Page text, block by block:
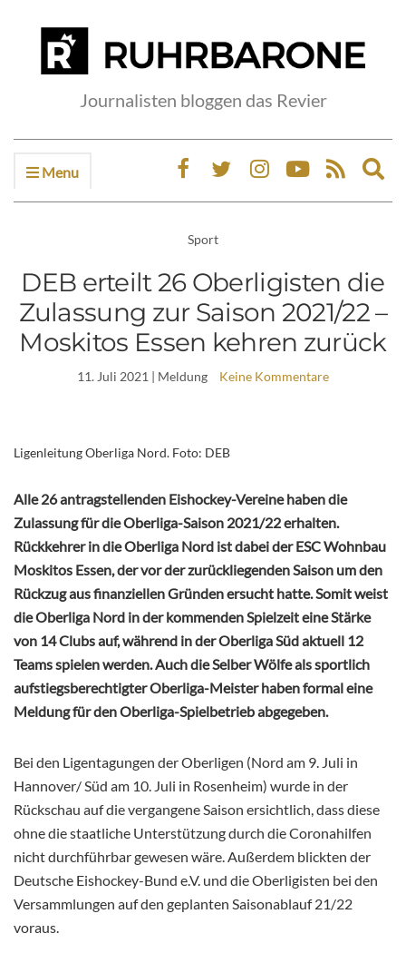
Journalisten bloggen das Revier
Menu
Sport
DEB erteilt 26 Oberligisten die
Zulassung zur Saison 2021/22 –
Moskitos Essen kehren zurück
11. Juli 2021 | Meldung Keine Kommentare
Ligenleitung Oberliga Nord. Foto: DEB
Alle 26 antragstellenden Eishockey-Vereine haben die
Zulassung für die Oberliga-Saison 2021/22 erhalten.
Rückkehrer in die Oberliga Nord ist dabei der ESC Wohnbau
Moskitos Essen, der vor der zurückliegenden Saison um den
Rückzug aus finanziellen Gründen ersucht hatte. Somit weist
die Oberliga Nord in der kommenden Spielzeit eine Stärke
von 14 Clubs auf, während in der Oberliga Süd aktuell 12
Teams spielen werden. Auch die Selber Wölfe als sportlich
aufstiegsberechtigter Oberliga-Meister haben formal eine
Meldung für den Oberliga-Spielbetrieb abgegeben.
Bei den Ligentagungen der Oberligen (Nord am 9. Juli in
Hannover/ Süd am 10. Juli in Rosenheim) wurde in der
Rückschau auf die vergangene Saison ersichtlich, dass diese
ohne die staatliche Unterstützung durch die Coronahilfen
nicht durchführbar gewesen wäre. Außerdem blickten der
Deutsche Eishockey-Bund e.V. und die Oberligisten bei den
Versammlungen auf den geplanten Saisonablauf 21/22
voraus.